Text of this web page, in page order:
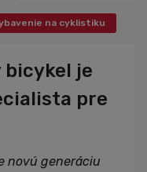
na cyklistiku
bicykel je
pre
novú generáciu